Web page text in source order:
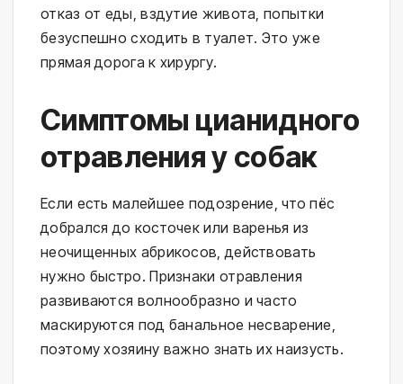
отказ от еды, вздутие живота, попытки
безуспешно сходить в туалет. Это уже
прямая дорога к хирургу.
Симптомы цианидного
отравления у собак
Если есть малейшее подозрение, что пёс
добрался до косточек или варенья из
неочищенных абрикосов, действовать
нужно быстро. Признаки отравления
развиваются волнообразно и часто
маскируются под банальное несварение,
поэтому хозяину важно знать их наизусть.